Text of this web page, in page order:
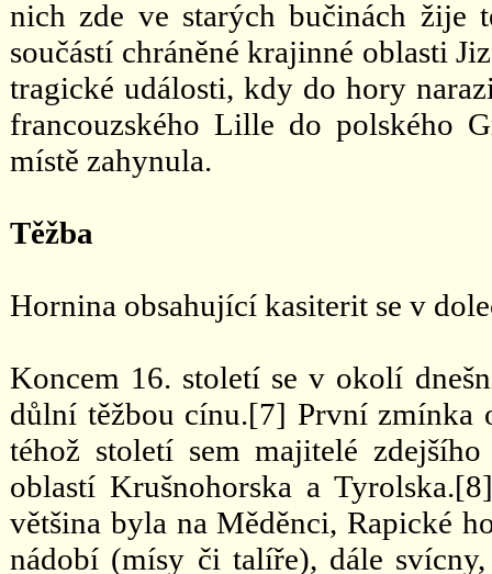
nich zde ve starých bučinách žije
součástí chráněné krajinné oblasti
tragické události, kdy do hory
francouzského Lille do polského
místě zahynula.
Těžba
Hornina obsahující kasiterit se v
Koncem 16. století se v okolí
důlní těžbou cínu.[7] První zmínka
téhož století sem majitelé
oblastí Krušnohorska a
většina byla na Měděnci, Rapické
nádobí (mísy či talíře), dále